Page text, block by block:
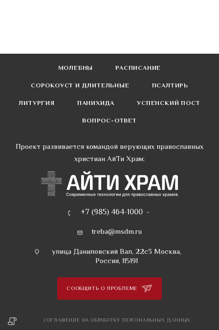
МОЛЕБНЫ
РАСПИСАНИЕ
СОРОКОУСТ И ДЛИТЕЛЬНЫЕ
ПСАЛТИРЬ
ЛИТУРГИЯ
ПАНИХИДА
УСПЕНСКИЙ ПОСТ
ВОПРОС-ОТВЕТ
Проект развивается командой верующих православных
христиан АйТи Храм:
+7 (985) 464-1000
treba@msdm.ru
улица Даниловский Вал, 22с3 Москва,
Россия, 115191
СООБЩИТЬ О ПРОБЛЕМЕ
СОГЛАШЕНИЕ НА ОБРАБОТКУ ПЕРСОНАЛЬНЫХ ДАННЫХ